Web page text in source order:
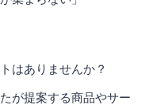
はありませんか？
が提案する商品やサー